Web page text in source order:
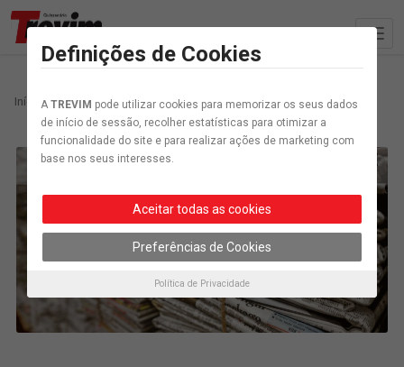
Início Arquivo Rua do Comércio reabre ao trânsito
Definições de Cookies
A TREVIM pode utilizar cookies para memorizar os seus dados
de início de sessão, recolher estatísticas para otimizar a
funcionalidade do site e para realizar ações de marketing com
base nos seus interesses.
Aceitar todas as cookies
Preferências de Cookies
Política de Privacidade